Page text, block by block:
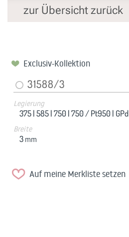
zur Übersicht zurück
Exclusiv-Kollektion
31588/3
Legierung
375 |585 |750 |750 / Pt950 | GPd
Breite
3 mm
Auf meine Merkliste setzen